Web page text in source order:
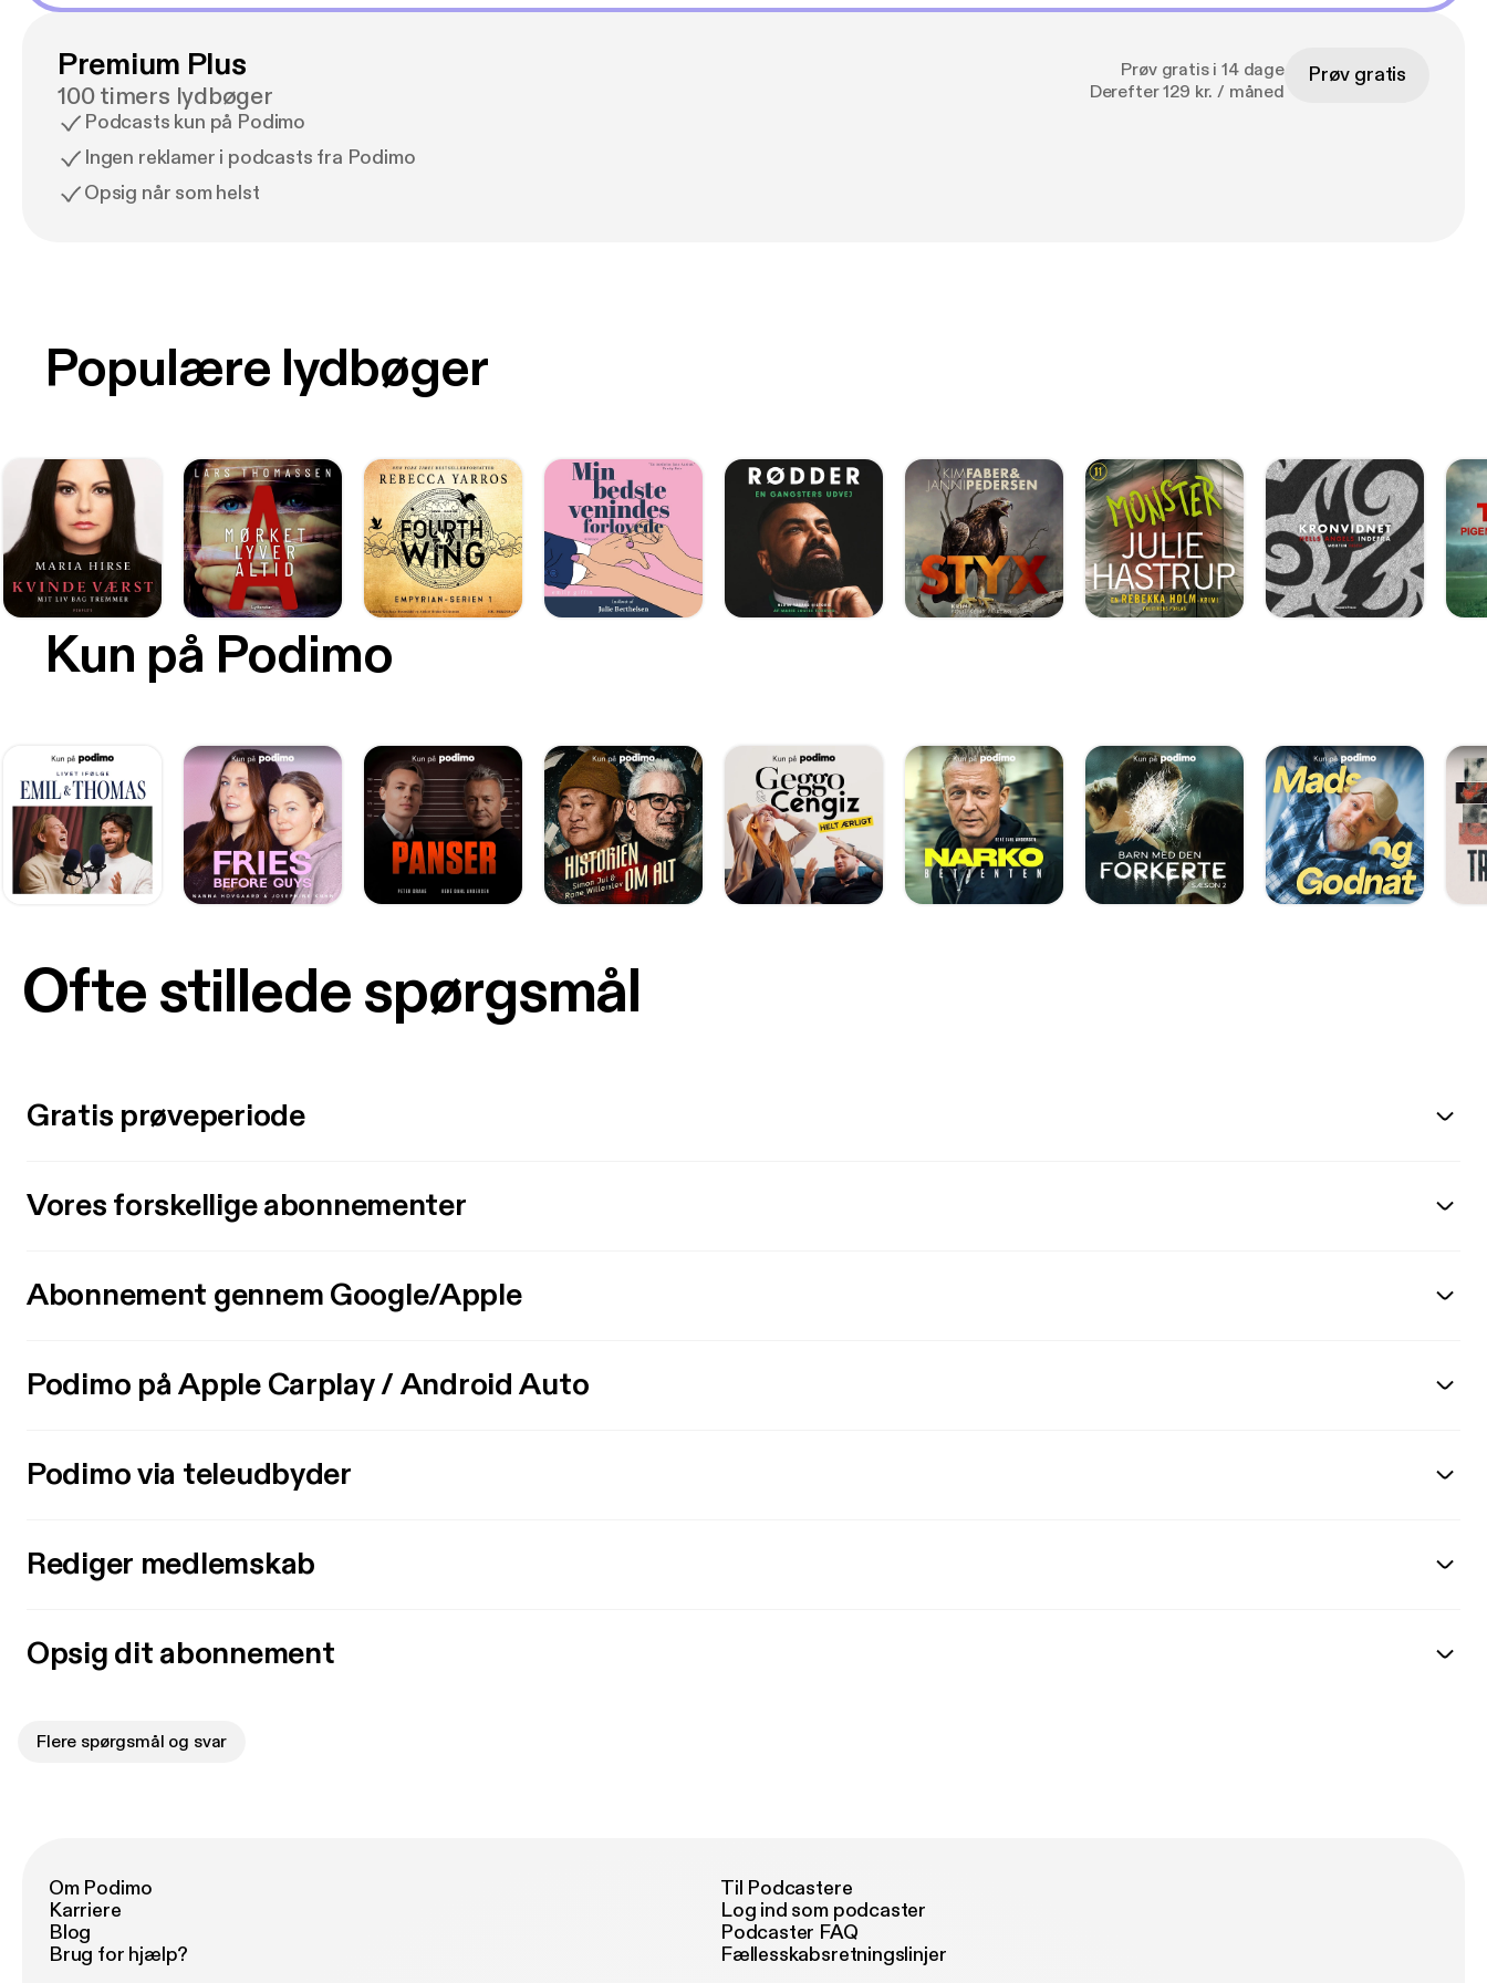
Premium Plus
100 timers lydbøger
Podcasts kun på Podimo
Ingen reklamer i podcasts fra Podimo
Opsig når som helst
Prøv gratis i 14 dage
Derefter 129 kr. / måned
Prøv gratis
Kun på Podimo
Populære lydbøger
Ofte stillede spørgsmål
Gratis prøveperiode
Vores forskellige abonnementer
Abonnement gennem Google/Apple
Podimo på Apple Carplay / Android Auto
Podimo via teleudbyder
Rediger medlemskab
Opsig dit abonnement
Flere spørgsmål og svar
Om Podimo
Karriere
Blog
Brug for hjælp?
Til Podcastere
Log ind som podcaster
Podcaster FAQ
Fællesskabsretningslinjer